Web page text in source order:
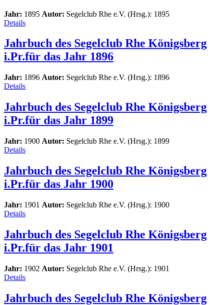
Jahr: 1895 Autor: Segelclub Rhe e.V. (Hrsg.): 1895
Details
Jahrbuch des Segelclub Rhe Königsberg
i.Pr.für das Jahr 1896
Jahr: 1896 Autor: Segelclub Rhe e.V. (Hrsg.): 1896
Details
Jahrbuch des Segelclub Rhe Königsberg
i.Pr.für das Jahr 1899
Jahr: 1900 Autor: Segelclub Rhe e.V. (Hrsg.): 1899
Details
Jahrbuch des Segelclub Rhe Königsberg
i.Pr.für das Jahr 1900
Jahr: 1901 Autor: Segelclub Rhe e.V. (Hrsg.): 1900
Details
Jahrbuch des Segelclub Rhe Königsberg
i.Pr.für das Jahr 1901
Jahr: 1902 Autor: Segelclub Rhe e.V. (Hrsg.): 1901
Details
Jahrbuch des Segelclub Rhe Königsberg